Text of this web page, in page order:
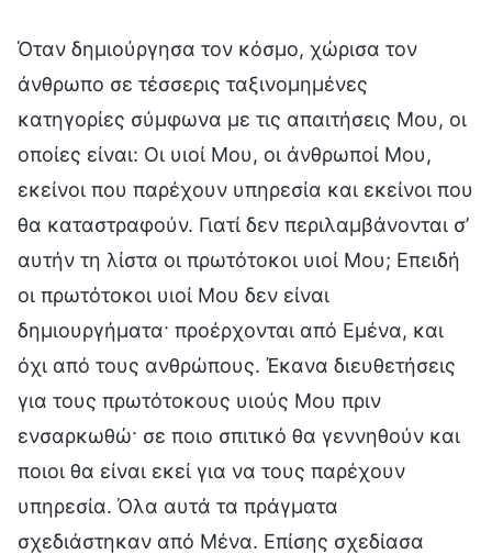
Όταν δημιούργησα τον κόσμο, χώρισα τον
άνθρωπο σε τέσσερις ταξινομημένες
κατηγορίες σύμφωνα με τις απαιτήσεις Μου, οι
οποίες είναι: Οι υιοί Μου, οι άνθρωποί Μου,
εκείνοι που παρέχουν υπηρεσία και εκείνοι που
θα καταστραφούν. Γιατί δεν περιλαμβάνονται σ’
αυτήν τη λίστα οι πρωτότοκοι υιοί Μου; Επειδή
οι πρωτότοκοι υιοί Μου δεν είναι
δημιουργήματα· προέρχονται από Εμένα, και
όχι από τους ανθρώπους. Έκανα διευθετήσεις
για τους πρωτότοκους υιούς Μου πριν
ενσαρκωθώ· σε ποιο σπιτικό θα γεννηθούν και
ποιοι θα είναι εκεί για να τους παρέχουν
υπηρεσία. Όλα αυτά τα πράγματα
σχεδιάστηκαν από Μένα. Επίσης σχεδίασα